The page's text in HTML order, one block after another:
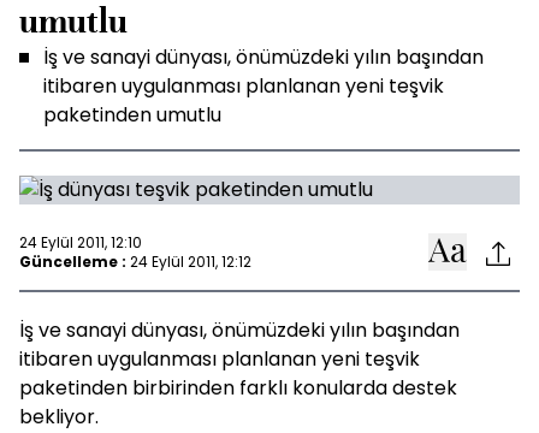
umutlu
İş ve sanayi dünyası, önümüzdeki yılın başından
itibaren uygulanması planlanan yeni teşvik
paketinden umutlu
24 Eylül 2011, 12:10
Güncelleme : 24 Eylül 2011, 12:12
İş ve sanayi dünyası, önümüzdeki yılın başından
itibaren uygulanması planlanan yeni teşvik
paketinden birbirinden farklı konularda destek
bekliyor.